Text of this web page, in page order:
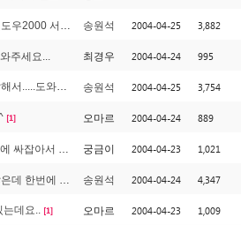
도우XP에서의 차이점은? 송원석 2004-04-25 3,882
주세요... 최경우 2004-04-24 995
도와주세요... [1]
송원석 2004-04-25 3,754
[1] 오마르 2004-04-24 889
질문 할꼐 많은데 한번에 싸잡아서 작성합니다. 궁금이 2004-04-23 1,021
잡아서 작성합니다. 송원석 2004-04-24 4,347
는데요.. [1] 오마르 2004-04-23 1,009